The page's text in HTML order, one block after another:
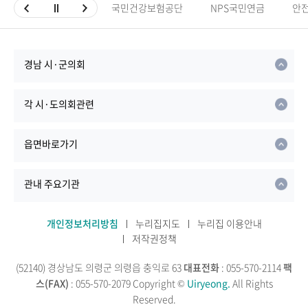
국민건강보험공단 NPS국민연금 안
경남 시·군의회
각 시·도의회관련
읍면바로가기
관내 주요기관
개인정보처리방침 누리집지도
누리집 이용안내
저작권정책
(52140) 경상남도 의령군 의령읍 충익로 63 대표전화 : 055-570-2114팩
스(FAX) : 055-570-2079 Copyright © Uiryeong. All Rights
Reserved.